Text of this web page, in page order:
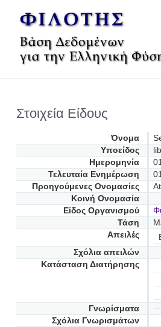
Στοιχεία Είδους
Όνομα
Υποείδος
Ημερομηνία
Τελευταία Ενημέρωση
Προηγούμενες Oνομασίες
Κοινή Ονομασία
Είδος Οργανισμού
Τάση
Απειλές
Σχόλια απειλών
Κατάσταση Διατήρησης
Γνωρίσματα
Σχόλια Γνωρισμάτων